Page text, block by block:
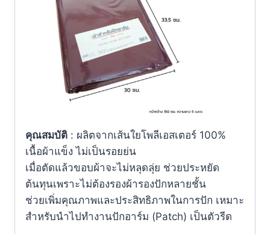
คุณสมบัติ : ผลิตจากเส้นใยโพลีเอสเตอร์ 100%
เนื้อผ้าแข็ง ไม่เป็นรอยย่น
เมื่อตัดแล้วขอบผ้าจะไม่หลุดลุ่ย ช่วยประหยัด
ต้นทุนเพราะไม่ต้องรองผ้ารองปักหลายชั้น
ช่วยเพิ่มคุณภาพและประสิทธิภาพในการปัก เหมาะ
สำหรับนำไปทำงานปักอาร์ม (Patch) เป็นตัวรีด